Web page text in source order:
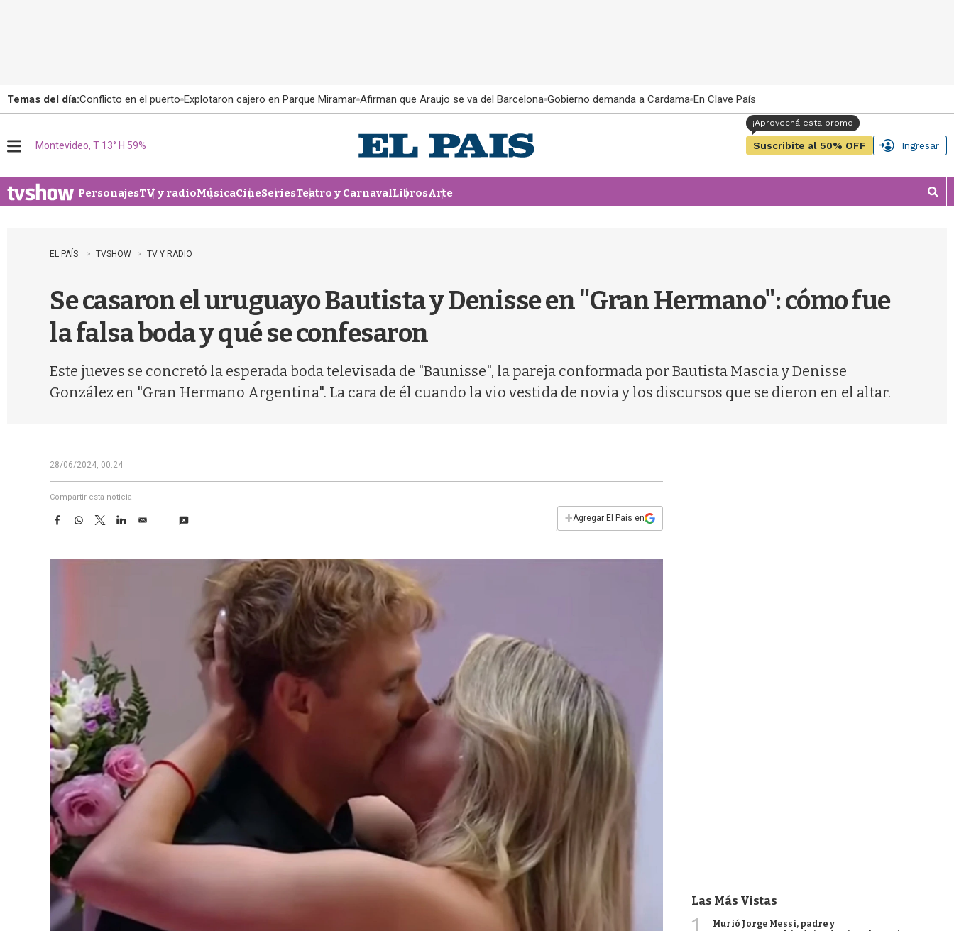
Temas del día:Conflicto en el puerto Explotaron cajero en Parque Miramar Afirman que Araujo se va del Barcelona Gobierno demanda a Cardama En Clave País
u
Montevideo, T 13° H 59% Suscribite al 50% OFF Ingresar
PersonajesTV y radioMúsicaCineSeriesTeatro y CarnavalLibrosArte
M
o
EL PAÍS TVSHOW TV Y RADIO
Se casaron el uruguayo Bautista y Denisse en "Gran Hermano": cómo fue
la falsa boda y qué se confesaron
Este jueves se concretó la esperada boda televisada de "Baunisse", la pareja conformada por Bautista Mascia y Denisse
González en "Gran Hermano Argentina". La cara de él cuando la vio vestida de novia y los discursos que se dieron en el altar.
28/06/2024, 00:24
Compartir esta noticia
F
e
W
t
T
w
t
L
k
E
i
+Agregar El País en
Las Más Vistas
Murió Jorge Messi, padre y